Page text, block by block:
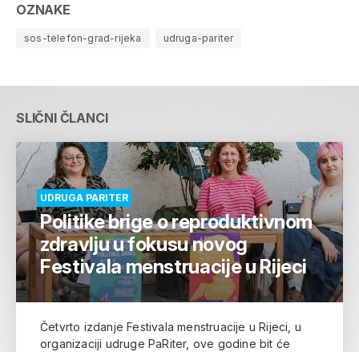
OZNAKE
sos-telefon-grad-rijeka udruga-pariter
SLIČNI ČLANCI
UDRUGA PARITER
Politike brige o reproduktivnom
zdravlju u fokusu novog
Festivala menstruacije u Rijeci
Četvrto izdanje Festivala menstruacije u Rijeci, u
organizaciji udruge PaRiter, ove godine bit će